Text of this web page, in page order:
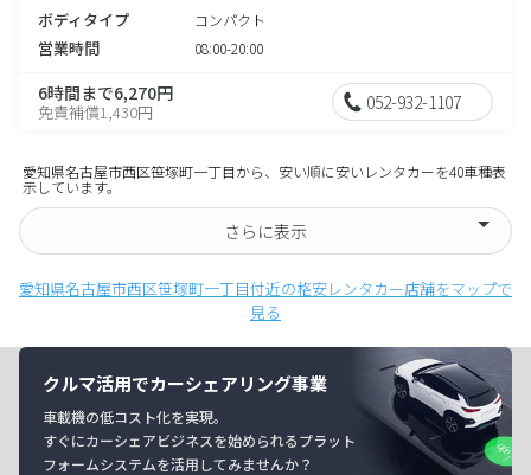
ボディタイプ コンパクト
営業時間 08:00-20:00
6時間まで6,270円
免責補償1,430円 052-932-1107
愛知県名古屋市西区笹塚町一丁目から、安い順に安いレンタカーを40車種表
示しています。
さらに表示
愛知県名古屋市西区笹塚町一丁目付近の格安レンタカー店舗をマップで
見る
クルマ活用でカーシェアリング事業
車載機の低コスト化を実現。
すぐにカーシェアビジネスを始められるプラット
フォームシステムを活用してみませんか？